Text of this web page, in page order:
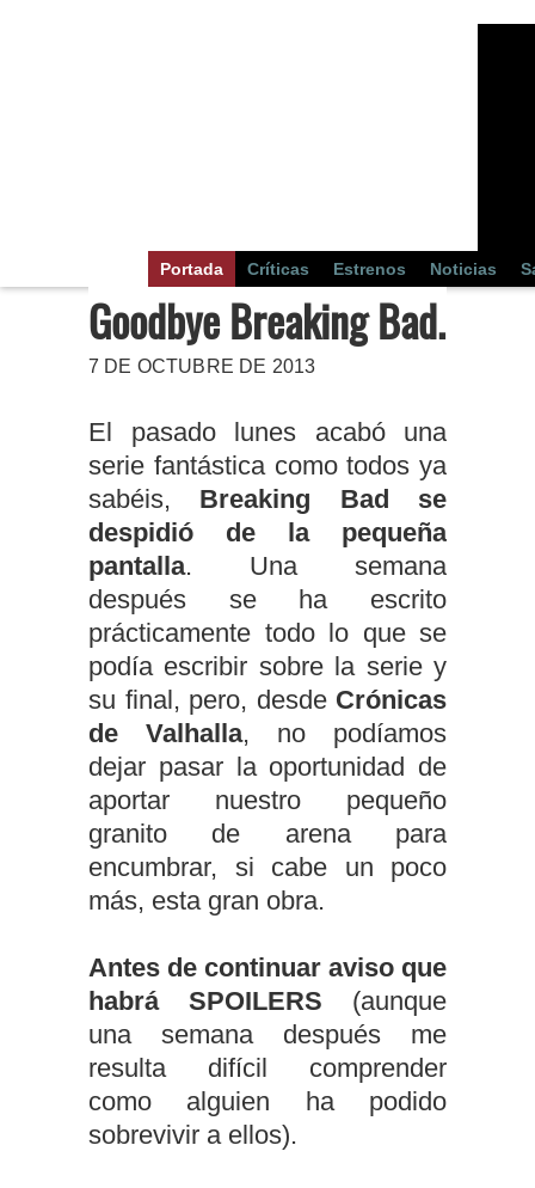
Portada Críticas Estrenos Noticias
Goodbye Breaking Bad.
7 DE OCTUBRE DE 2013
El pasado lunes acabó una
serie fantástica como todos ya
sabéis, Breaking Bad se
despidió de la pequeña
pantalla. Una semana
después se ha escrito
prácticamente todo lo que se
podía escribir sobre la serie y
su final, pero, desde Crónicas
de Valhalla, no podíamos
dejar pasar la oportunidad de
aportar nuestro pequeño
granito de arena para
encumbrar, si cabe un poco
más, esta gran obra.
Antes de continuar aviso que
habrá SPOILERS (aunque
una semana después me
resulta difícil comprender
como alguien ha podido
sobrevivir a ellos).